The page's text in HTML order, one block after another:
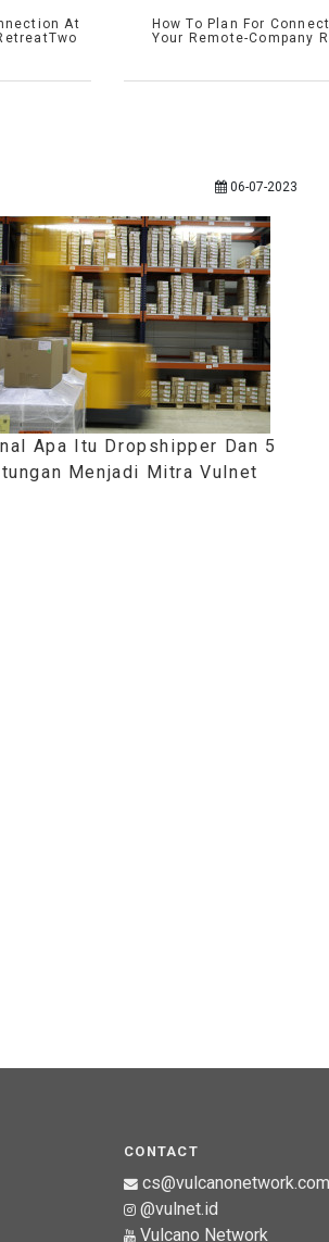
At
How To Plan For
Your Remote-Company
06-07-2023
Apa Itu Dropshipper Dan 5
Menjadi Mitra Vulnet
CONTACT
cs@vulcanonetwork.com
@vulnet.id
Vulcano Network